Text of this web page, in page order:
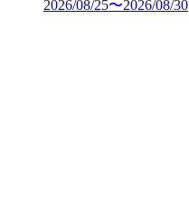
2026/08/25〜2026/08/30